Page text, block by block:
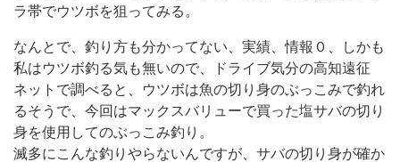
ラ帯でウツボを狙ってみる。
なんとで、釣り方も分かってない、実績、情報０、しかも
私はウツボ釣る気も無いので、ドライブ気分の高知遠征
ネットで調べると、ウツボは魚の切り身のぶっこみで釣れ
るそうで、今回はマックスバリューで買った塩サバの切り
身を使用してのぶっこみ釣り。
滅多にこんな釣りやらないんですが、サバの切り身が確か